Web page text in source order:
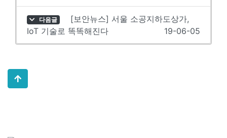
다음글
[보안뉴스] 서울 소공지하도상가,
IoT 기술로 똑똑해진다
19-06-05